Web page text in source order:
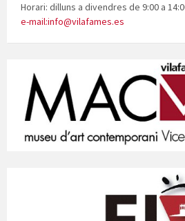
Horari: dilluns a divendres de 9:00 a
e-mail:info@vilafames.es